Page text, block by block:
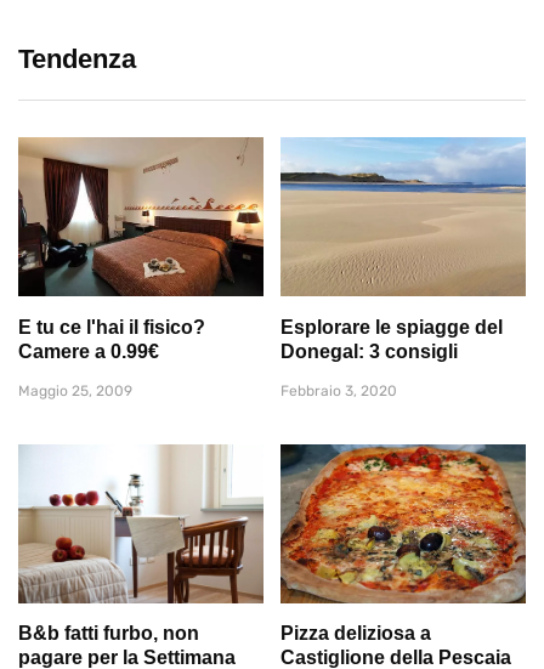
Tendenza
E tu ce l'hai il fisico?
Camere a 0.99€
Maggio 25, 2009
Esplorare le spiagge del
Donegal: 3 consigli
Febbraio 3, 2020
B&b fatti furbo, non
pagare per la Settimana
Pizza deliziosa a
Castiglione della Pescaia